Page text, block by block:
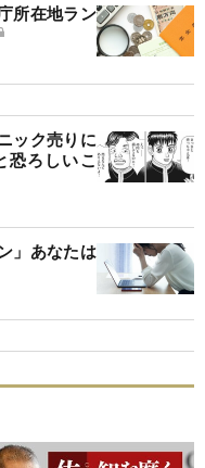
所在地ラン
ック売りに
恐ろしいこ
」あなたは